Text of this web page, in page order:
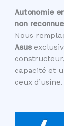
Autonomie
non
Nous
Asus
capacité et
ceux d’usine.